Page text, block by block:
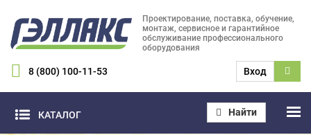
Проектирование, поставка, обучение,
монтаж, сервисное и гарантийное
обслуживание профессионального
оборудования
8 (800) 100-11-53 Вход
КАТАЛОГ Найти